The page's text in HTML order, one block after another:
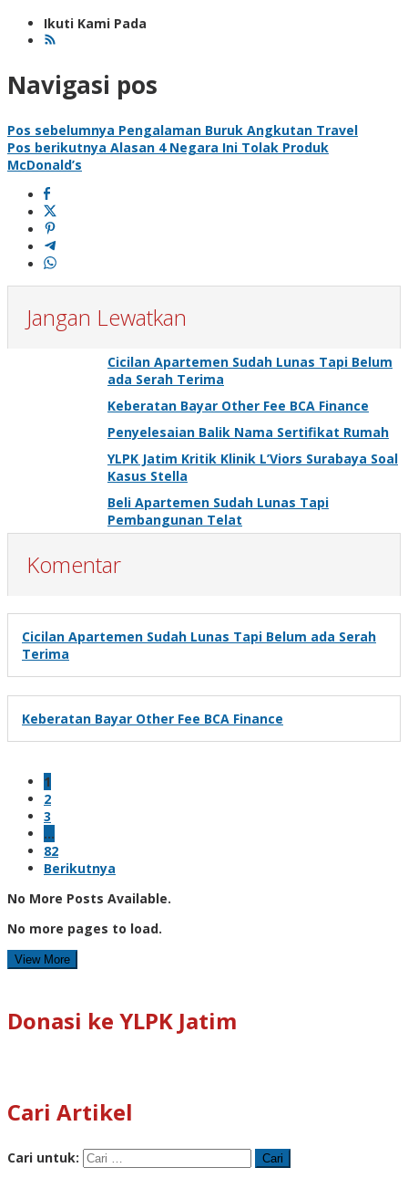
Ikuti Kami Pada
Navigasi pos
Pos sebelumnya Pengalaman Buruk Angkutan Travel
Pos berikutnya Alasan 4 Negara Ini Tolak Produk
McDonald’s
Jangan Lewatkan
Cicilan Apartemen Sudah Lunas Tapi Belum
ada Serah Terima
Keberatan Bayar Other Fee BCA Finance
Penyelesaian Balik Nama Sertifikat Rumah
YLPK Jatim Kritik Klinik L’Viors Surabaya Soal
Kasus Stella
Beli Apartemen Sudah Lunas Tapi
Pembangunan Telat
Komentar
Cicilan Apartemen Sudah Lunas Tapi Belum ada Serah
Terima
Keberatan Bayar Other Fee BCA Finance
1
2
3
…
82
Berikutnya
No More Posts Available.
No more pages to load.
View More
Donasi ke YLPK Jatim
Cari Artikel
Cari untuk: